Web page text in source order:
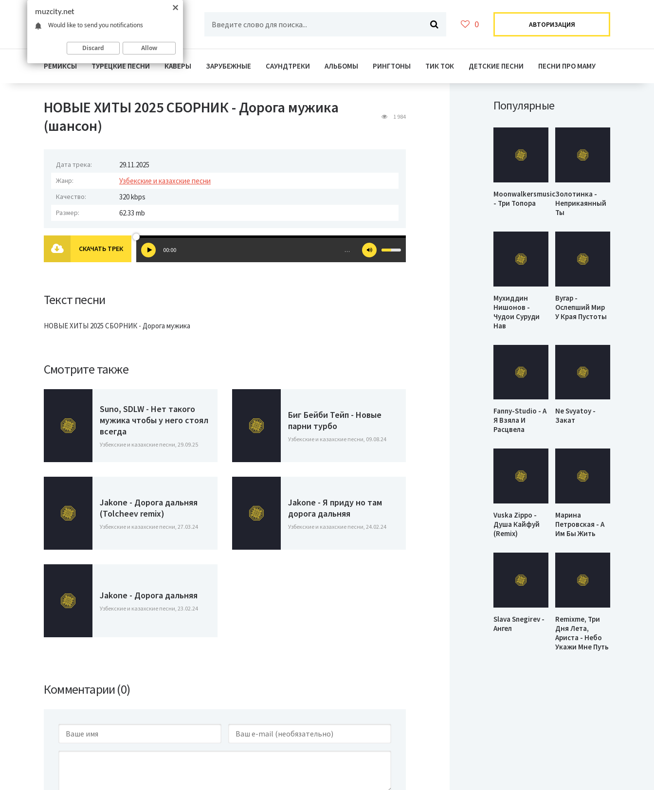
0 АВТОРИЗАЦИЯ
РЕМИКСЫ ТУРЕЦКИЕ ПЕСНИ КАВЕРЫ ЗАРУБЕЖНЫЕ САУНДТРЕКИ АЛЬБОМЫ РИНГТОНЫ ТИК ТОК ДЕТСКИЕ ПЕСНИ ПЕСНИ ПРО МАМУ
НОВЫЕ ХИТЫ 2025 СБОРНИК - Дорога мужика
(шансон)
1 984
Дата трека: 29.11.2025
Жанр: Узбекские и казахские песни
Качество: 320 kbps
Размер: 62.33 mb
СКАЧАТЬ ТРЕК 00:00 …
Текст песни
НОВЫЕ ХИТЫ 2025 СБОРНИК - Дорога мужика
Смотрите также
Suno, SDLW - Нет такого
мужика чтобы у него стоял
всегда
Узбекские и казахские песни, 29.09.25
Биг Бейби Тейп - Новые
парни турбо
Узбекские и казахские песни, 09.08.24
Jakone - Дорога дальняя
(Tolcheev remix)
Узбекские и казахские песни, 27.03.24
Jakone - Я приду но там
дорога дальняя
Узбекские и казахские песни, 24.02.24
Jakone - Дорога дальняя
Узбекские и казахские песни, 23.02.24
Комментарии (0)
Популярные
Moonwalkersmusic
- Три Топора
Золотинка -
Неприкаянный
Ты
Мухиддин
Нишонов -
Чудои Суруди
Нав
Вугар -
Ослепший Мир
У Края Пустоты
Fanny-Studio - А
Я Взяла И
Расцвела
Ne Svyatoy -
Закат
Vuska Zippo -
Душа Кайфуй
(Remix)
Марина
Петровская - А
Им Бы Жить
Slava Snegirev -
Ангел
Remixme, Три
Дня Лета,
Ариста - Небо
Укажи Мне Путь
muzcity.net
Would like to send you notifications
Discard Allow